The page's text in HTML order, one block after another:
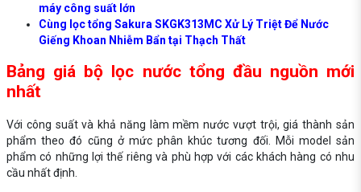
máy công suất lớn
Cùng lọc tổng Sakura SKGK313MC Xử Lý Triệt Để Nước
Giếng Khoan Nhiễm Bẩn tại Thạch Thất
Bảng giá bộ lọc nước tổng đầu nguồn mới
nhất
Với công suất và khả năng làm mềm nước vượt trội, giá thành sản
phẩm theo đó cũng ở mức phân khúc tương đối. Mỗi model sản
phẩm có những lợi thế riêng và phù hợp với các khách hàng có nhu
cầu nhất định.